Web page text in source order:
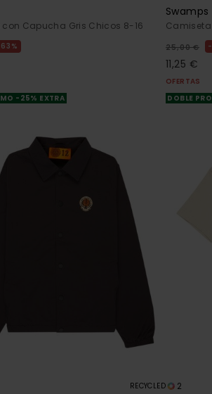
Capucha Gris Chicos 8-16
63%
-25% EXTRA
Swamps
25,00 €
11,25 €
OFERTAS
DOBLE
RECYCLED 2